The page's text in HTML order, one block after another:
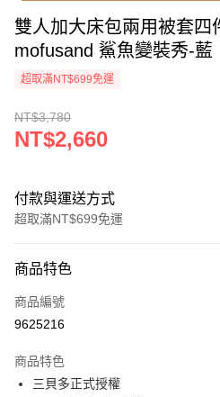
雙人加大床包兩用被套四
mofusand 鯊魚變裝秀-藍
超取滿NT$699免運
NT$3,780
NT$2,660
付款與運送方式
超取滿NT$699免運
信用卡一次付款
超商取貨付款
Apple Pay
商品特色
商品編號
9625216
商品特色
三貝多正式授權